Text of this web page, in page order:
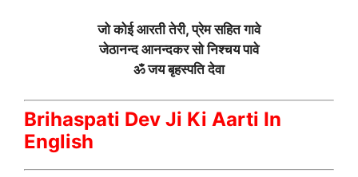
जो कोई आरती तेरी, प्रेम सहित गावे
जेठानन्द आनन्दकर सो निश्चय पावे
ॐ जय बृहस्पति देवा
Brihaspati Dev Ji Ki Aarti In
English